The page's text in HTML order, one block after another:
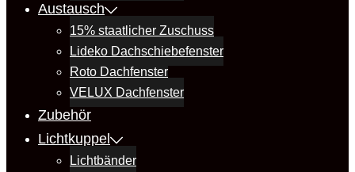
Austausch
15% staatlicher Zuschuss
Lideko Dachschiebefenster
Roto Dachfenster
VELUX Dachfenster
Zubehör
Lichtkuppel
Lichtbänder